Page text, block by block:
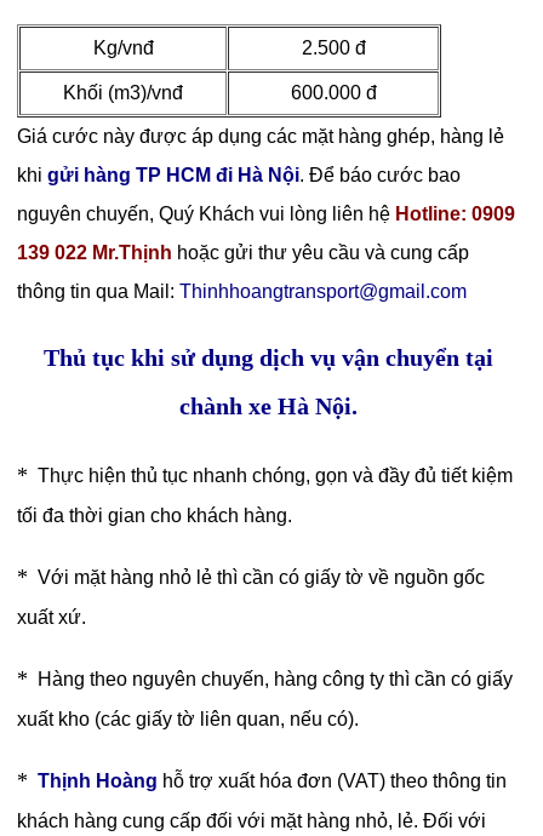
Kg/vnđ 2.500 đ
Khối (m3)/vnđ 600.000 đ
Giá cước này được áp dụng các mặt hàng ghép, hàng lẻ
khigửi hàng TP HCM đi Hà Nội. Để báo cước bao
nguyên chuyến, Quý Khách vui lòng liên hệ Hotline: 0909
139 022 Mr.Thịnh hoặc gửi thư yêu cầu và cung cấp
thông tin qua Mail:Thinhhoangtransport@gmail.com
Thủ tục khi sử dụng dịch vụ vận chuyển tại
chành xe Hà Nội.
* Thực hiện thủ tục nhanh chóng, gọn và đầy đủ tiết kiệm
tối đa thời gian cho khách hàng.
* Với mặt hàng nhỏ lẻ thì cần có giấy tờ về nguồn gốc
xuất xứ.
* Hàng theo nguyên chuyến, hàng công ty thì cần có giấy
xuất kho (các giấy tờ liên quan, nếu có).
* Thịnh Hoàng hỗ trợ xuất hóa đơn (VAT) theo thông tin
khách hàng cung cấp đối với mặt hàng nhỏ, lẻ. Đối với